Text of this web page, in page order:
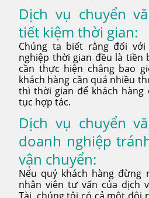
Dịch vụ chuyển
tiết kiệm thời gian:
Chúng ta biết rằng đối
nghiệp thời gian đều là tiền
cần thực hiện chẳng bao
khách hàng cần quá nhiều
thì thời gian để khách
tục hợp tác.
Dịch vụ chuyển
doanh nghiệp
vận chuyển:
Nếu quý khách hàng đừng
nhân viên tư vấn của dịch